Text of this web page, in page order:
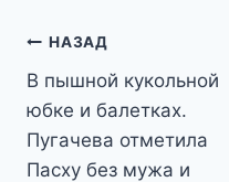
Навигация
по
записям
НАЗАД
В пышной кукольной
юбке и балетках.
Пугачева отметила
Пасху без мужа и